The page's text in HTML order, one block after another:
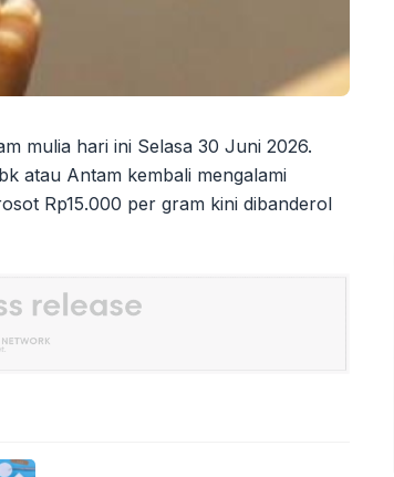
mulia hari ini Selasa 30 Juni 2026.
atau Antam kembali mengalami
Rp15.000 per gram kini dibanderol